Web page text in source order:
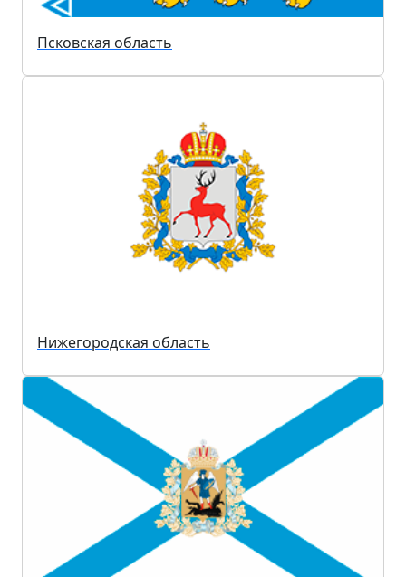
Псковская область
Нижегородская область